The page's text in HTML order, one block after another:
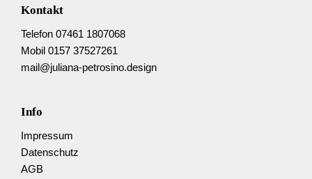
Kontakt
Telefon 07461 1807068
Mobil 0157 37527261
mail@juliana-petrosino.design
Info
Impressum
Datenschutz
AGB